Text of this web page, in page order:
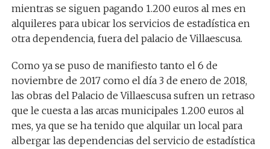
mientras se siguen pagando 1.200 euros al mes en
alquileres para ubicar los servicios de estadística en
otra dependencia, fuera del palacio de Villaescusa.
Como ya se puso de manifiesto tanto el 6 de
noviembre de 2017 como el día 3 de enero de 2018,
las obras del Palacio de Villaescusa sufren un retraso
que le cuesta a las arcas municipales 1.200 euros al
mes, ya que se ha tenido que alquilar un local para
albergar las dependencias del servicio de estadística